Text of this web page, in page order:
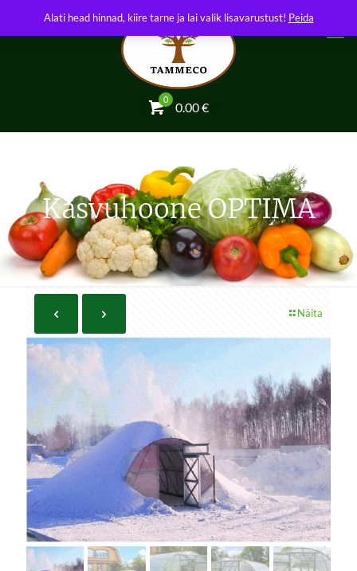
0
0.00€
Kasvuhoone OPTIMA
Näita
Alati head hinnad, kiire tarne ja lai valik lisavarustust! Peida